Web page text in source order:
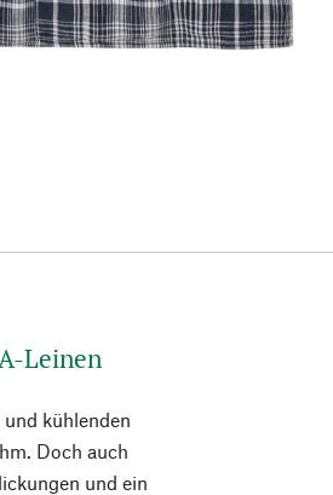
Leinen
kühlenden
Doch auch
und ein